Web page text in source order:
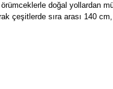
doğal yollardan
çeşitlerde sıra arası 140